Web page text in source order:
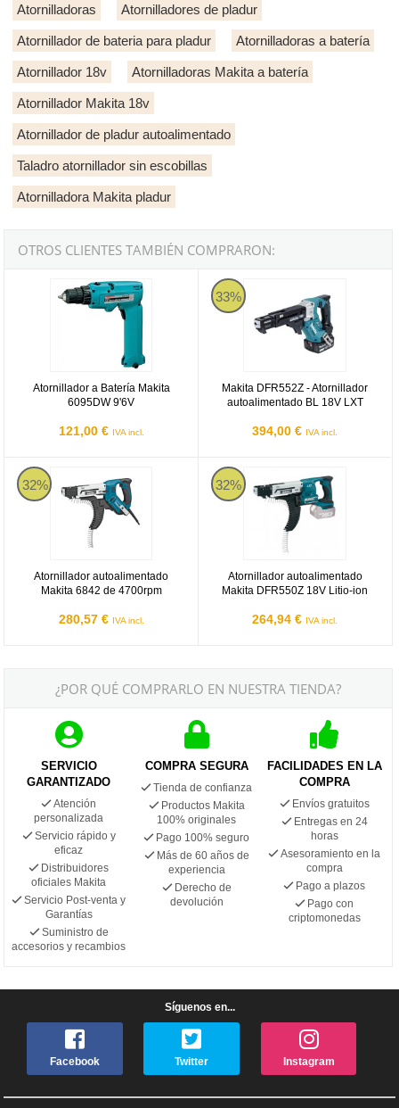
Atornilladoras Atornilladores de pladur
Atornillador de bateria para pladur Atornilladoras a batería
Atornillador 18v Atornilladoras Makita a batería
Atornillador Makita 18v
Atornillador de pladur autoalimentado
Taladro atornillador sin escobillas
Atornilladora Makita pladur
OTROS CLIENTES TAMBIÉN COMPRARON:
Atornillador a Batería Makita
6095DW 9'6V
121,00 € IVA incl.
Atornillador a Batería Makita 6095DW 9'6V
33%
Makita DFR552Z - Atornillador
autoalimentado BL 18V LXT
394,00 € IVA incl.
Makita DFR552Z - Atornillador
32%
Atornillador autoalimentado
Makita 6842 de 4700rpm
280,57 € IVA incl.
Atornillador autoalimentado Makita 6842 de 4700rpm
32%
Atornillador autoalimentado
Makita DFR550Z 18V Litio-ion
264,94 € IVA incl.
Atornillador autoalimentado
¿POR QUÉ COMPRARLO EN NUESTRA TIENDA?
SERVICIO
GARANTIZADO
Atención
personalizada
Servicio rápido y
eficaz
Distribuidores
oficiales Makita
Servicio Post-venta y
Garantías
Suministro de
accesorios y recambios
COMPRA SEGURA
Tienda de confianza
Productos Makita
100% originales
Pago 100% seguro
Más de 60 años de
experiencia
Derecho de
devolución
FACILIDADES EN LA
COMPRA
Envíos gratuitos
Entregas en 24
horas
Asesoramiento en la
compra
Pago a plazos
Pago con
criptomonedas
Síguenos en...
Facebook Twitter Instagram